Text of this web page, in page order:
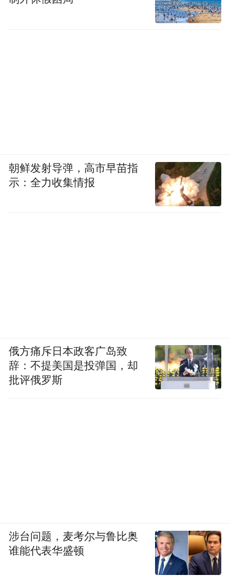
朝鲜发射导弹，高市早苗指
示：全力收集情报
俄方痛斥日本政客广岛致
辞：不提美国是投弹国，却
批评俄罗斯
涉台问题，麦考尔与鲁比奥
谁能代表华盛顿